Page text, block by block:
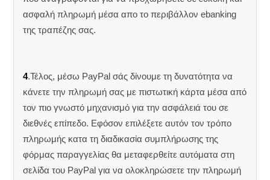
ασφαλή πληρωμή μέσα απο το περιβάλλον ebanking
της τραπέζης σας.
4.Τέλος, μέσω PayPal σάς δίνουμε τη δυνατότητα να
κάνετε την πληρωμή σας με πιστωτική κάρτα μέσα από
τον πιο γνωστό μηχανισμό για την ασφάλειά του σε
διεθνές επίπεδο. Εφόσον επιλέξετε αυτόν τον τρόπο
πληρωμής κατα τη διαδικασία συμπλήρωσης της
φόρμας παραγγελίας θα μεταφερθείτε αυτόματα στη
σελίδα του PayPal για να ολοκληρώσετε την πληρωμή